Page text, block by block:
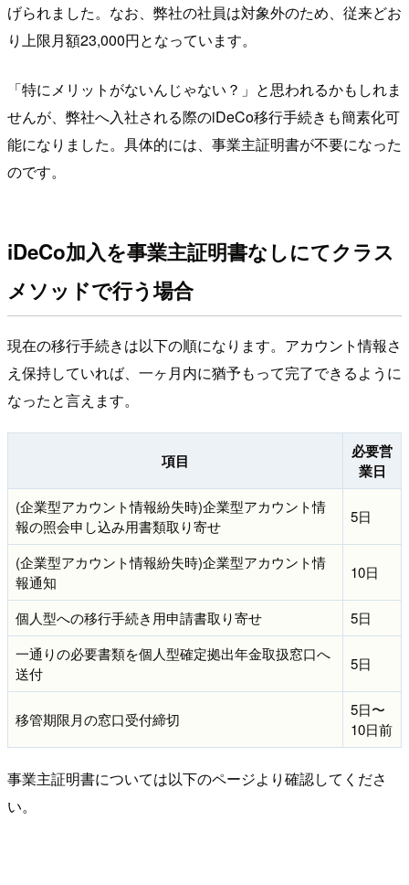
げられました。なお、弊社の社員は対象外のため、従来どお
り上限月額23,000円となっています。
「特にメリットがないんじゃない？」と思われるかもしれま
せんが、弊社へ入社される際のiDeCo移行手続きも簡素化可
能になりました。具体的には、事業主証明書が不要になった
のです。
iDeCo加入を事業主証明書なしにてクラス
メソッドで行う場合
現在の移行手続きは以下の順になります。アカウント情報さ
え保持していれば、一ヶ月内に猶予もって完了できるように
なったと言えます。
項目
必要営
業日
(企業型アカウント情報紛失時)企業型アカウント情
報の照会申し込み用書類取り寄せ
5日
(企業型アカウント情報紛失時)企業型アカウント情
報通知
10日
個人型への移行手続き用申請書取り寄せ
5日
一通りの必要書類を個人型確定拠出年金取扱窓口へ
送付
5日
移管期限月の窓口受付締切
5日〜
10日前
事業主証明書については以下のページより確認してくださ
い。